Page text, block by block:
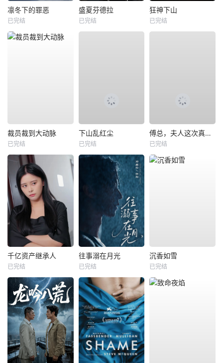
凛冬下的罪恶
已完结
盛夏芬德拉
已完结
狂神下山
已完结
裁员裁到大动脉
已完结
下山乱红尘
已完结
傅总，夫人这次真的死了
已完结
千亿资产继承人
已完结
往事溺在月光
已完结
沉香如雪
已完结